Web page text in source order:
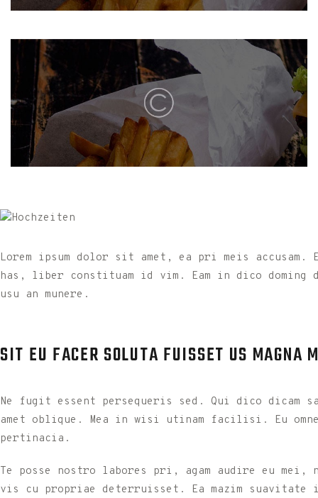
Lorem ipsum dolor sit amet, ea pri meis
has, liber constituam id vim. Eam in dico doming
usu an munere.
SIT EU FACER SOLUTA FUISSET US MAGNA
Ne fugit essent persequeris sed. Qui dico dicam
amet oblique. Mea in wisi utinam facilisi. Eu
pertinacia.
Te posse nostro labores pri, agam audire eu
vis cu propriae deterruisset. Ea mazim